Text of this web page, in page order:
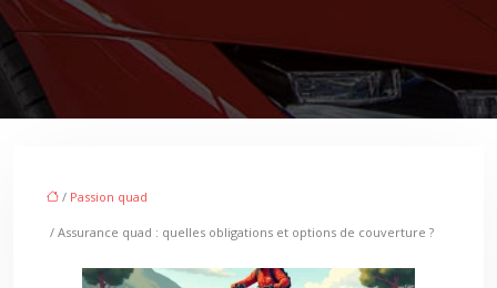
/ Passion quad
/ Assurance quad : quelles obligations et options de couverture ?